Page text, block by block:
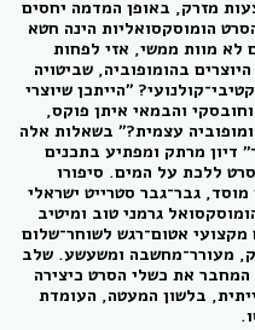
מזרק, באופן המדמה יחסים
הומוסקסואליות הינה חטא
לא מוות ממשי, אזי לפחות
בהומופוביה, שביטויה
״הייתכן שיוצרי
והבמאי איתן פוקס,
עצמית?״ בשאלות אלה
דיון מרתק ומפתיע בתכנים
ללכת על המים. סיפורו
גבר־גבר סטרייט ישראלי
גרמני טוב ומיטיב
מקצועי אטום־רגש לשוחר־שלום
מעורר־מחשבה ומשעשע. שלב
את כשלי הסרט כיצירה
בלשון המעטה, העומדת